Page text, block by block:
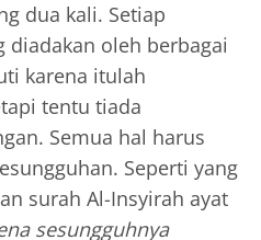
dua kali. Setiap
oleh berbagai
karena itulah
tentu tiada
Semua hal harus
Seperti yang
surah Al-Insyirah ayat
sesungguhnya